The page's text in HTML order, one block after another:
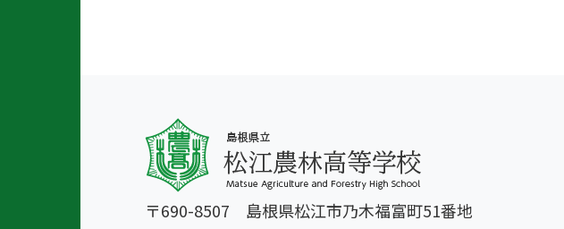
〒690-8507 島根県松江市乃木福富町51番地